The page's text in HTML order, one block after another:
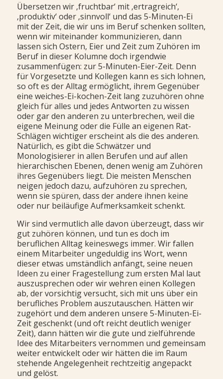
Übersetzen wir ‚fruchtbar‘ mit ‚ertragreich‘,
‚produktiv‘ oder ‚sinnvoll‘ und das 5-Minuten-Ei
mit der Zeit, die wir uns im Beruf schenken sollten,
wenn wir miteinander kommunizieren, dann
lassen sich Ostern, Eier und Zeit zum Zuhören im
Beruf in dieser Kolumne doch irgendwie
zusammenfügen: zur 5-Minuten-Eier-Zeit. Denn
für Vorgesetzte und Kollegen kann es sich lohnen,
so oft es der Alltag ermöglicht, ihrem Gegenüber
eine weiches-Ei-kochen-Zeit lang zuzuhören ohne
gleich für alles und jedes Antworten zu wissen
oder gar den anderen zu unterbrechen, weil die
eigene Meinung oder die Fülle an eigenen Rat-
Schlägen wichtiger erscheint als die des anderen.
Natürlich, es gibt die Schwätzer und
Monologisierer in allen Berufen und auf allen
hierarchischen Ebenen, denen wenig am Zuhören
ihres Gegenübers liegt. Die meisten Menschen
neigen jedoch dazu, aufzuhören zu sprechen,
wenn sie spüren, dass der andere ihnen keine
oder nur beiläufige Aufmerksamkeit schenkt.
Wir sind vermutlich alle davon überzeugt, dass wir
gut zuhören können, und tun es doch im
beruflichen Alltag keineswegs immer. Wir fallen
einem Mitarbeiter ungeduldig ins Wort, wenn
dieser etwas umständlich anfängt, seine neuen
Ideen zu einer Fragestellung zum ersten Mal laut
auszusprechen oder wir wehren einen Kollegen
ab, der vorsichtig versucht, sich mit uns über ein
berufliches Problem auszutauschen. Hätten wir
zugehört und dem anderen unsere 5-Minuten-Ei-
Zeit geschenkt (und oft reicht deutlich weniger
Zeit), dann hätten wir die gute und zielführende
Idee des Mitarbeiters vernommen und gemeinsam
weiter entwickelt oder wir hätten die im Raum
stehende Angelegenheit rechtzeitig angepackt
und gelöst.